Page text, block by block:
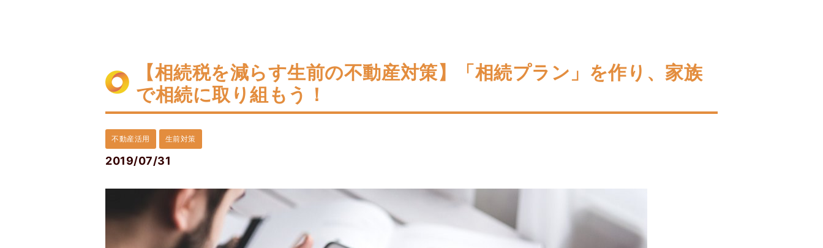
【相続税を減らす生前の不動産対策】「相続プラン」を作り、家族
で相続に取り組もう！
不動産活用 生前対策
2019/07/31